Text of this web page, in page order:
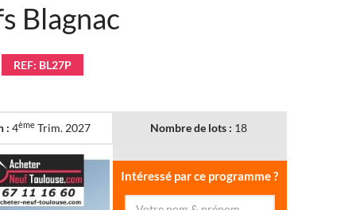
Blagnac
REF: BL27P
: 4ème Trim. 2027 Nombre de lots : 18
Intéressé par ce programme ?